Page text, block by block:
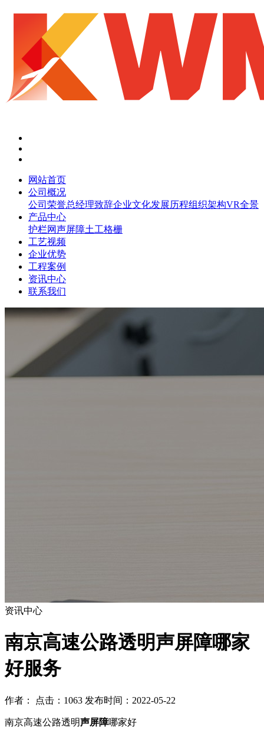
网站首页
公司概况
公司荣誉总经理致辞企业文化发展历程组织架构VR全景
产品中心
护栏网声屏障土工格栅
工艺视频
企业优势
工程案例
资讯中心
联系我们
资讯中心
南京高速公路透明声屏障哪家
好服务
作者： 点击：1063 发布时间：2022-05-22
南京高速公路透明声屏障哪家好